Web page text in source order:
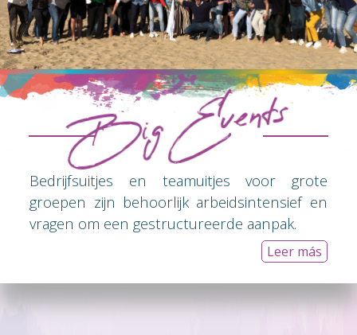
Big Events
Big Events
Bedrijfsuitjes en teamuitjes voor grote
groepen zijn behoorlijk arbeidsintensief en
vragen om een gestructureerde aanpak.
Leer más